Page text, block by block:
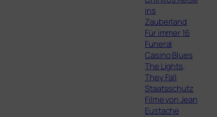
ins
Zauberland
Für immer 16
Funeral
Casino Blues
The Lights,
They Fall
Staatsschutz
Filme von Jean
Eustache